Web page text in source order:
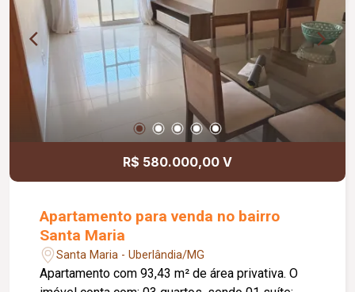
R$ 580.000,00 V
Apartamento para venda no bairro
Santa Maria
Santa Maria - Uberlândia/MG
Apartamento com 93,43 m² de área privativa. O